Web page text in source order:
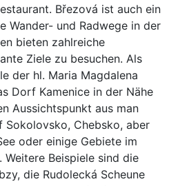
Březová ist auch ein
Wander- und Radwege in der
bieten zahlreiche
Ziele zu besuchen. Als
der hl. Maria Magdalena
Dorf Kamenice in der Nähe
Aussichtspunkt aus man
Sokolovsko, Chebsko, aber
oder einige Gebiete im
Weitere Beispiele sind die
die Rudolecká Scheune